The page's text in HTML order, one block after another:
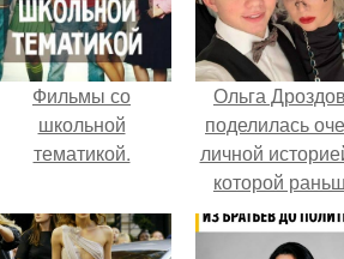
Фильмы со
школьной
тематикой.
Ольга
поделилась
личной
которой
почти не